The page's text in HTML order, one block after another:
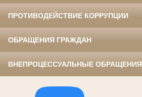
ПРОТИВОДЕЙСТВИЕ КОРРУПЦИИ
ОБРАЩЕНИЯ ГРАЖДАН
ВНЕПРОЦЕССУАЛЬНЫЕ ОБРАЩЕНИЯ